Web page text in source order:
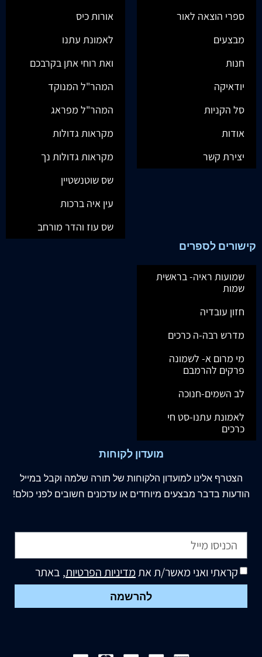
ספרי הוצאה לאור
מבצעים
חנות
יודאיקה
סל הקניות
אודות
יצירת קשר
אורות כיס
לאמונת עתנו
ואת רוחי אתן בקרבכם
המהר"ל המנוקד
המהר"ל מפראג
מקראות גדולות
מקראות גדולות נך
שס שוטנשטיין
עין איה ברכות
שס עוז והדר מורחב
קישורים לספרים
שמועות ראיה- בראשית
שמות
חזון עובדיה
מדרש רבה-ה כרכים
מי מרום א- לשמונה
פרקים להרמבם
לב השמים-חנוכה
לאמונת עתנו-סט חי
כרכים
מועדון לקוחות
הצטרף אלינו למועדון הלקוחות של תורה שלמה וקבל במייל
הודעות בדבר מבצעים מיוחדים או עדכונים חשובים לפני כולם!
קראתי ואני מאשר/ת אתמדיניות הפרטיות, באתר
להרשמה